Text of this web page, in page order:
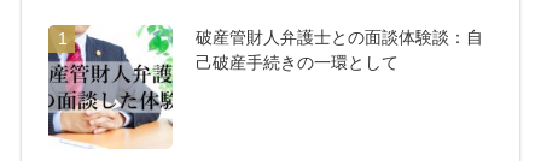
1
破産管財人弁護士との面談体験談：自
己破産手続きの一環として